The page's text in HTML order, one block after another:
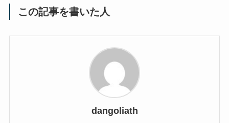
この記事を書いた人
dangoliath